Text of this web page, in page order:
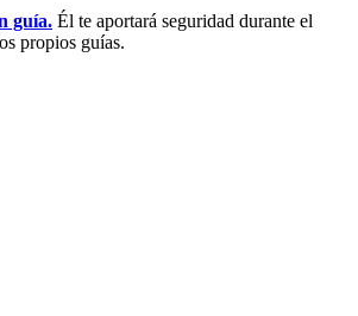
guía. Él te aportará seguridad durante el
propios guías.